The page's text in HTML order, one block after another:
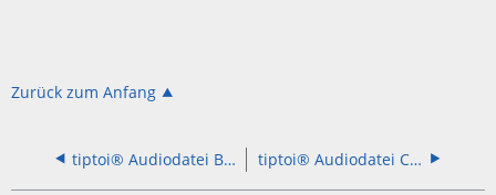
Zurück zum Anfang
tiptoi® Audiodatei Bluey Aufräum-Spaß 00239 tiptoi® Audiodatei CREATE Sticker Lustige Tiere 55481